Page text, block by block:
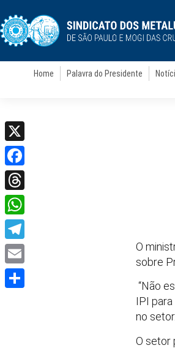
Home Palavra do Presidente
O
sobre
“Não
IPI
no setor.
O setor
X
Facebook
Threads
WhatsApp
Telegram
Email